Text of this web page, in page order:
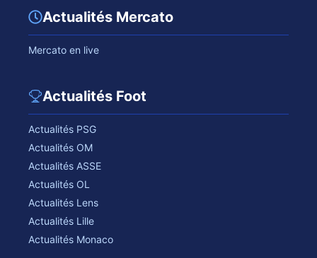
Actualités Mercato
Mercato en live
Actualités Foot
Actualités PSG
Actualités OM
Actualités ASSE
Actualités OL
Actualités Lens
Actualités Lille
Actualités Monaco